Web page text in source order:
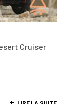
Cruiser